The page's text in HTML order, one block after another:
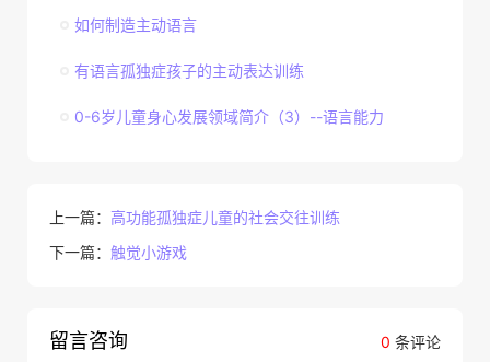
如何制造主动语言
有语言孤独症孩子的主动表达训练
0-6岁儿童身心发展领域简介（3）--语言能力
上一篇： 高功能孤独症儿童的社会交往训练
下一篇： 触觉小游戏
0 条评论
留言咨询